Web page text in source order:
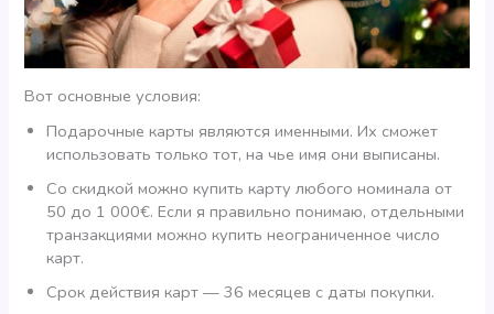
Вот основные условия:
Подарочные карты являются именными. Их сможет
использовать только тот, на чье имя они выписаны.
Со скидкой можно купить карту любого номинала от
50 до 1 000€. Если я правильно понимаю, отдельными
транзакциями можно купить неограниченное число
карт.
Срок действия карт — 36 месяцев с даты покупки.